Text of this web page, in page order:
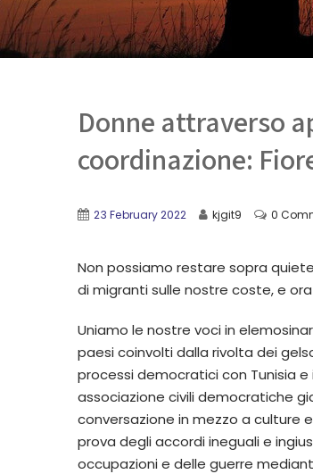
Donne attraverso
coordinazione:
23 February 2022 kjgit9 0
Non possiamo restare sopra
di migranti sulle nostre coste, e
Uniamo le nostre voci in
paesi coinvolti dalla rivolta dei
processi democratici con Tunisia
associazione civili democratiche
conversazione in mezzo a culture
prova degli accordi ineguali e
occupazioni e delle guerre